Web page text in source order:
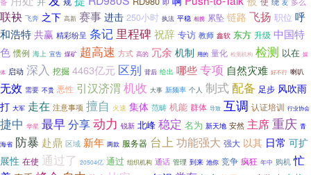
友
联袂 飞奔 之下 高新 赛事 进击 250小时 执法 平稳 相携 累坠 链路 飞扬 职位 呼
和浩特 共赢 精彩纷呈 条记 里程碑祝辞 专访 教师 鑫软 东方 升级 中国特
色 惯例 海上 宣告 煤矿 超高速 方式 高的 冗余 机制 用的 量化 检测机构 检测 以在 媒
体 启动 深入 挖掘 4463亿元 区别 背后 给出 哪些专项 自然灾难 好不行 喇叭
无效 需要 不贵 恶性 引汉济渭 机收 大事 新频率 个人 制式配备 足步 风吹雨
打 大军 走在 注意事项 擅自 火速 集体 范畴 机能 群体 导致 互调 认证培训 行业协会
捷中 华星 最早分享动力 锐新 北峰 稳定 名为 新天地 安然 主席重庆 青
海省 防暴 赴鼎 区域 新年 两款 服务器 台上 功能强大 强大 以其 日常 可扩
展性 在使 通过了 20504亿 通过 组织机构 通话 管理 到来 池你 竞争 疯狂 年中 购机 忙